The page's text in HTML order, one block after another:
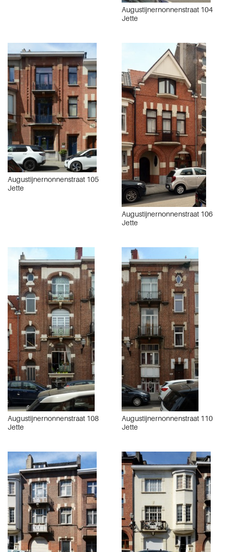
Augustijnernonnenstraat 104
Jette
Augustijnernonnenstraat 105
Jette
Augustijnernonnenstraat 106
Jette
Augustijnernonnenstraat 108
Jette
Augustijnernonnenstraat 110
Jette